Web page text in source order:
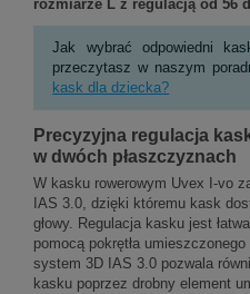
rozmiarze L z regulacją od 56
Jak wybrać odpowiedni
przeczytasz w naszym
kask dla dziecka?
Precyzyjna regulacja
w dwóch płaszczyznach
W kasku rowerowym Uvex I-vo
IAS 3.0, dzięki któremu kask
głowy. Regulacja kasku jest
pomocą pokrętła
system 3D IAS 3.0 pozwala
kasku poprzez drobny element